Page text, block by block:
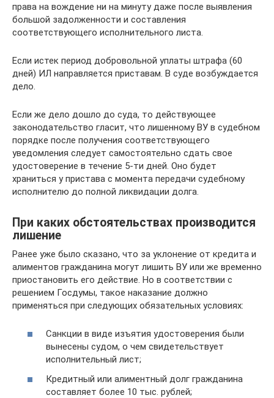
права на вождение ни на минуту даже после выявления
большой задолженности и составления
соответствующего исполнительного листа.
Если истек период добровольной уплаты штрафа (60
дней) ИЛ направляется приставам. В суде возбуждается
дело.
Если же дело дошло до суда, то действующее
законодательство гласит, что лишенному ВУ в судебном
порядке после получения соответствующего
уведомления следует самостоятельно сдать свое
удостоверение в течение 5-ти дней. Оно будет
храниться у пристава с момента передачи судебному
исполнителю до полной ликвидации долга.
При каких обстоятельствах производится
лишение
Ранее уже было сказано, что за уклонение от кредита и
алиментов гражданина могут лишить ВУ или же временно
приостановить его действие. Но в соответствии с
решением Госдумы, такое наказание должно
применяться при следующих обязательных условиях:
Санкции в виде изъятия удостоверения были
вынесены судом, о чем свидетельствует
исполнительный лист;
Кредитный или алиментный долг гражданина
составляет более 10 тыс. рублей;